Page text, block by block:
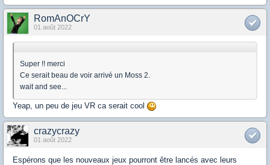
RomAnOCrY
01 août 2022
Super !! merci
Ce serait beau de voir arrivé un Moss 2.
wait and see...
Yeap, un peu de jeu VR ca serait cool
crazycrazy
01 août 2022
Espérons que les nouveaux jeux pourront être lancés avec leurs